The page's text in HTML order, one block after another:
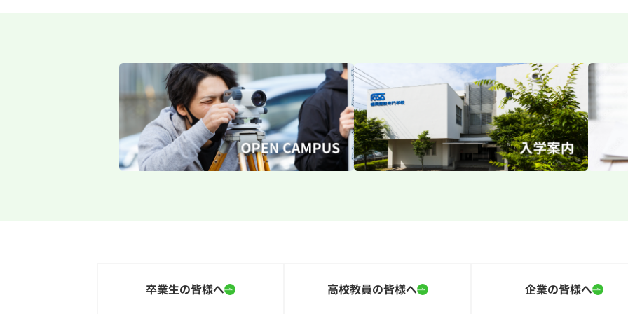
卒業生の皆様へ 高校教員の皆様へ 企業の皆様へ